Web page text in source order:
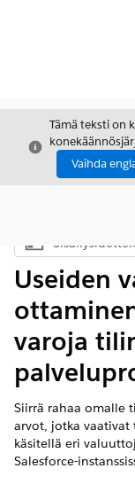
Sulje
Tämä teksti on
Vaihda
Näytä
Useiden
varoja
Siirrä rahaa omalle
arvot, jotka
käsitellä eri
Salesforce-